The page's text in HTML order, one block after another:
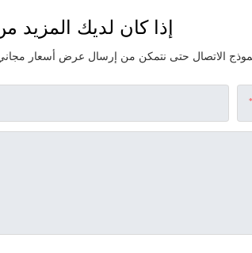
إذا كان لديك المزيد